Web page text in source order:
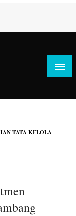
TATA KELOLA